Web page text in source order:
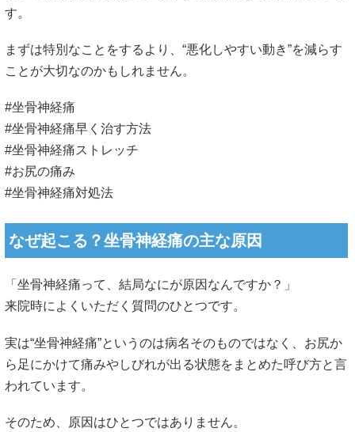
す。
まずは特別なことをするより、“悪化しやすい動き”を減らす
ことが大切なのかもしれません。
#坐骨神経痛
#坐骨神経痛早く治す方法
#坐骨神経痛ストレッチ
#お尻の痛み
#坐骨神経痛対処法
なぜ起こる？坐骨神経痛の主な原因
「坐骨神経痛って、結局なにが原因なんですか？」
来院時によくいただく質問のひとつです。
実は“坐骨神経痛”というのは病名そのものではなく、お尻か
ら足にかけて痛みやしびれが出る状態をまとめた呼び方と言
われています。
そのため、原因はひとつではありません。